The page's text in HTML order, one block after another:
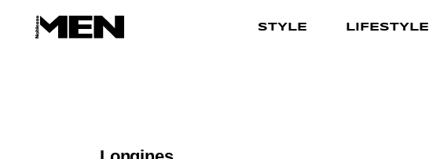
STYLE LIFESTYLE
검색결과